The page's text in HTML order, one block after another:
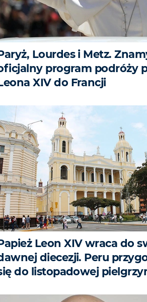
Lourdes i Metz.
program podróży
XIV do Francji
Leon XIV wraca do
diecezji. Peru
do listopadowej